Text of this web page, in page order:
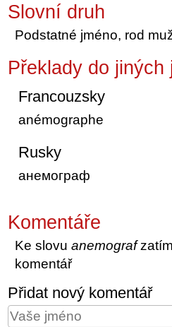
Slovní druh
Podstatné jméno, rod
Překlady do jiných
Francouzsky
anémographe
Rusky
анемограф
Komentáře
Ke slovuanemograf
komentář
Přidat nový komentář